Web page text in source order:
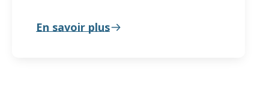
En savoir plus